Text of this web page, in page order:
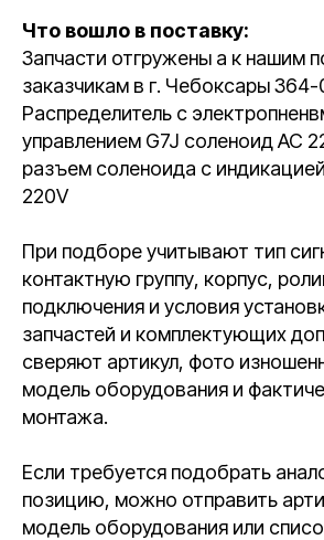
Что вошло в поставку:
Запчасти отгружены а к нашим
заказчикам в г. Чебоксары 364-
Распределитель с
управлением G7J соленоид AC
разъем соленоида с
220V
При подборе учитывают тип
контактную группу, корпус,
подключения и условия
запчастей и комплектующих
сверяют артикул, фото
модель оборудования и
монтажа.
Если требуется подобрать
позицию, можно отправить
модель оборудования или